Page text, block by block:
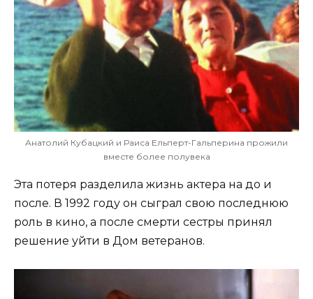
Анатолий Кубацкий и Раиса Ельперт-Гальперина прожили
вместе более полувека
Эта потеря разделила жизнь актера на до и
после. В 1992 году он сыграл свою последнюю
роль в кино, а после смерти сестры принял
решение уйти в Дом ветеранов.